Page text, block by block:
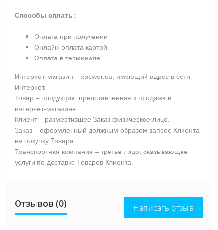
Способы оплаты:
Оплата при получении
Онлайн-оплата картой
Оплата в терминале
Интернет-магазин – xpower.ua, имеющий адрес в сети
Интернет.
Товар – продукция, представленная к продаже в
интернет-магазине.
Клиент – разместившее Заказ физическое лицо.
Заказ – оформленный должным образом запрос Клиента
на покупку Товара.
Транспортная компания – третье лицо, оказывающее
услуги по доставке Товаров Клиента.
Отзывов (0) Написать отзыв